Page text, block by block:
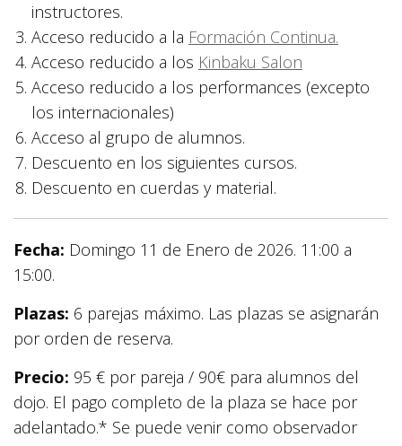
instructores.
Acceso reducido a la Formación Continua.
Acceso reducido a los Kinbaku Salon
Acceso reducido a los performances (excepto
los internacionales)
Acceso al grupo de alumnos.
Descuento en los siguientes cursos.
Descuento en cuerdas y material.
Fecha: Domingo 11 de Enero de 2026. 11:00 a
15:00.
Plazas: 6 parejas máximo. Las plazas se asignarán
por orden de reserva.
Precio: 95 € por pareja / 90€ para alumnos del
dojo. El pago completo de la plaza se hace por
adelantado.* Se puede venir como observador